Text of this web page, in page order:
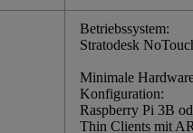
Betriebssystem:
Stratodesk
Minimale
Konfiguration:
Raspberry Pi 3B
Thin Clients mit